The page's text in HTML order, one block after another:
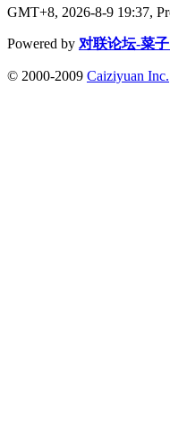
GMT+8, 2026-8-9 19:37,
Powered by 对联论坛-菜
© 2000-2009 Caiziyuan Inc.